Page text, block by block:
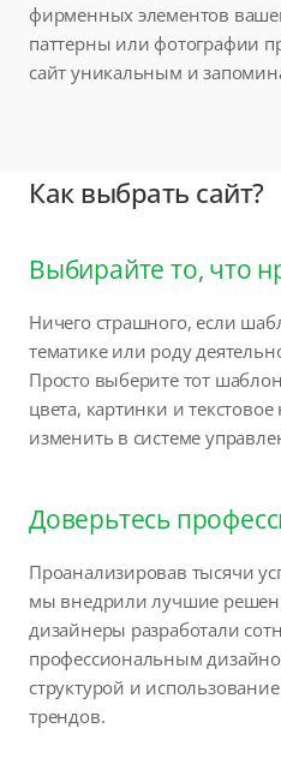
фирменных элементов
паттерны или фотографии
сайт уникальным и
Как выбрать сайт?
Выбирайте то, что
Ничего страшного, если
тематике или роду
Просто выберите тот
цвета, картинки и
изменить в системе
Доверьтесь
Проанализировав тысячи
мы внедрили лучшие
дизайнеры разработали
профессиональным
структурой и
трендов.